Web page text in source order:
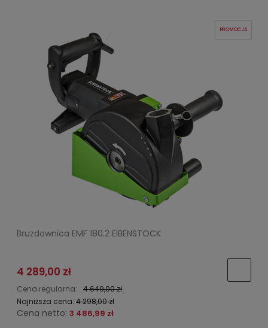
Bruzdownica EMF 180.2 EIBENSTOCK
4 289,00 zł
Cena regularna:
4 649,00 zł
Najniższa cena: 4 298,00 zł
Cena netto: 3 486,99 zł
PROMOCJA